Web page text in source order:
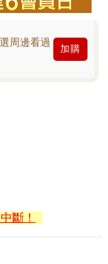
周邊看過
加購
斷！